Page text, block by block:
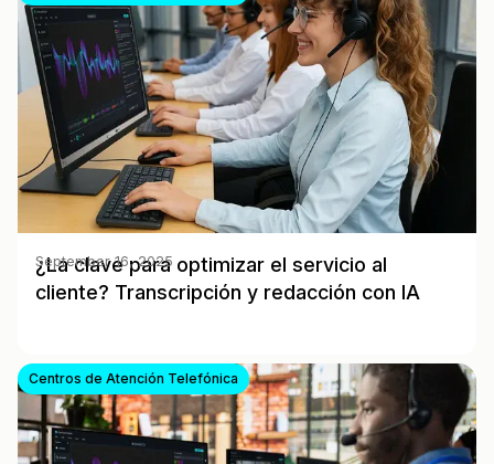
¿La clave para optimizar el servicio al
cliente? Transcripción y redacción con IA
September 16, 2025
Centros de Atención Telefónica